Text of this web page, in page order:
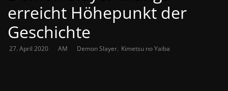
erreicht Höhepunkt der
Geschichte
27. April 2020 AM Demon Slayer, Kimetsu no Yaiba